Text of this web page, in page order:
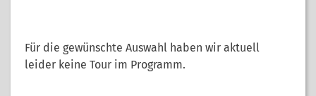
Für die gewünschte Auswahl haben wir aktuell
leider keine Tour im Programm.